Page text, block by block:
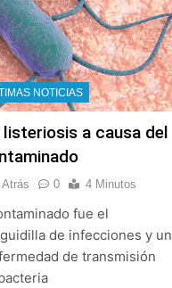
NOTICIAS
a causa del
0 4 Minutos
fue el
de infecciones y un
de transmisión